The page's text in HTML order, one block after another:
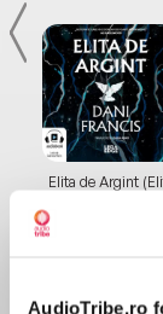
AudioTribe.ro
Elita de Argint